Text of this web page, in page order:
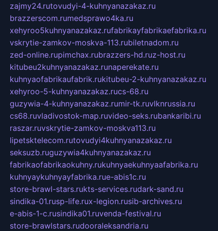
zajmy24.rutovudyi-4-kuhnyanazakaz.ru
brazzerscom.rumedsprawo4ka.ru
xehyroo5kuhnyanazakaz.rufabrikayfabrikaefabrika.ru
vskrytie-zamkov-moskva-113.rubiletnadom.ru
zed-online.rupimchax.rubrazzers-hd.ruz-host.ru
kitubeu2kuhnyanazakaz.runaperekate.ru
kuhnyaofabrikaufabrik.rukitubeu-2-kuhnyanazakaz.ru
xehyroo-5-kuhnyanazakaz.rucs-68.ru
guzywia-4-kuhnyanazakaz.rumir-tk.ruvlknrussia.ru
cs68.ruvladivostok-map.ruvideo-seks.rubankaribi.ru
raszar.ruvskrytie-zamkov-moskva113.ru
lipetsktelecom.rutovudyi4kuhnyanazakaz.ru
seksuzb.ruguzywia4kuhnyanazakaz.ru
fabrikaofabrikaokuhny.rukuhnyaekuhnyaafabrika.ru
kuhnyaykuhnyayfabrika.rue-abis1c.ru
store-brawl-stars.rukts-services.rudark-sand.ru
sindika-01.rusp-life.rux-legion.rusib-archives.ru
e-abis-1-c.rusindika01.ruvenda-festival.ru
store-brawlstars.rudooraleksandria.ru